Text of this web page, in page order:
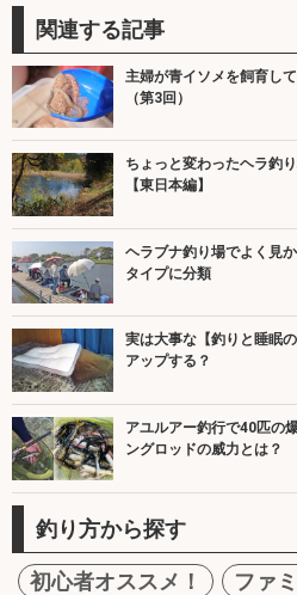
関連する記事
主婦が青イソメを飼育し
（第3回）
ちょっと変わったヘラ釣
【東日本編】
ヘラブナ釣り場でよく見
タイプに分類
実は大事な【釣りと睡眠
アップする？
アユルアー釣行で40匹の
ングロッドの威力とは？
釣り方から探す
初心者オススメ！
ファ